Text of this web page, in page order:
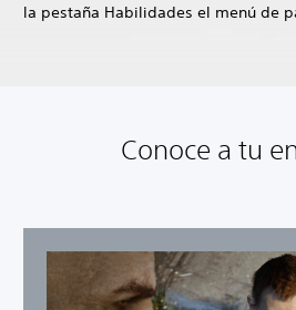
la pestaña Habilidades el menú de
Conoce a tu